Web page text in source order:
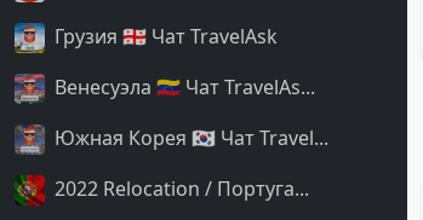
Грузия 🇬🇪 Чат TravelAsk
Венесуэла 🇻🇪 Чат TravelAs...
Южная Корея 🇰🇷 Чат Travel...
2022 Relocation / Португа...